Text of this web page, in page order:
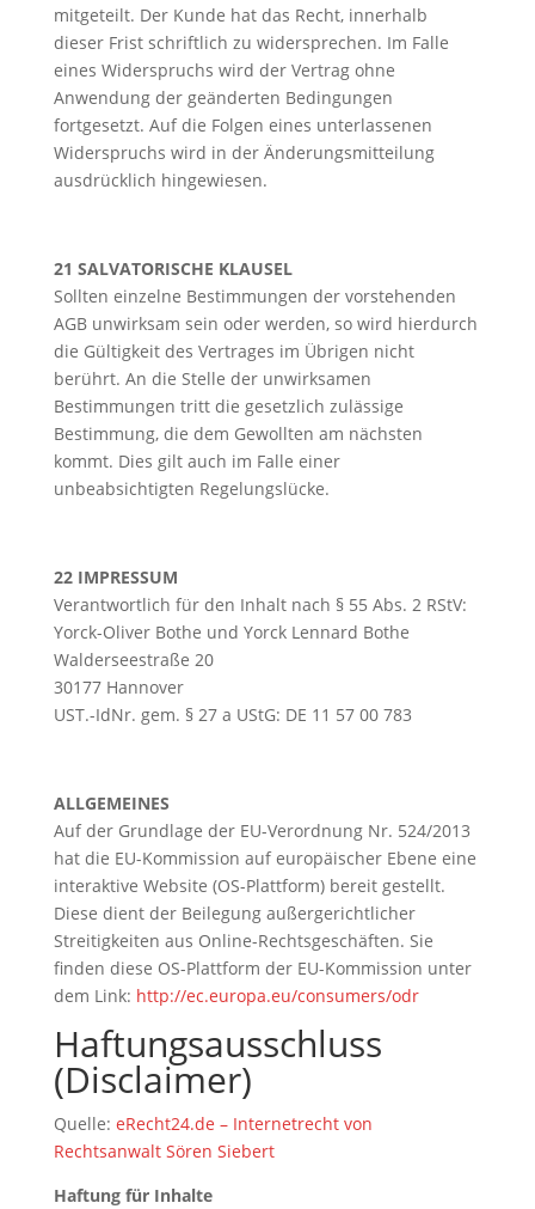
mitgeteilt. Der Kunde hat das Recht, innerhalb
dieser Frist schriftlich zu widersprechen. Im Falle
eines Widerspruchs wird der Vertrag ohne
Anwendung der geänderten Bedingungen
fortgesetzt. Auf die Folgen eines unterlassenen
Widerspruchs wird in der Änderungsmitteilung
ausdrücklich hingewiesen.
21 SALVATORISCHE KLAUSEL
Sollten einzelne Bestimmungen der vorstehenden
AGB unwirksam sein oder werden, so wird hierdurch
die Gültigkeit des Vertrages im Übrigen nicht
berührt. An die Stelle der unwirksamen
Bestimmungen tritt die gesetzlich zulässige
Bestimmung, die dem Gewollten am nächsten
kommt. Dies gilt auch im Falle einer
unbeabsichtigten Regelungslücke.
22 IMPRESSUM
Verantwortlich für den Inhalt nach § 55 Abs. 2 RStV:
Yorck-Oliver Bothe und Yorck Lennard Bothe
Walderseestraße 20
30177 Hannover
UST.-IdNr. gem. § 27 a UStG: DE 11 57 00 783
ALLGEMEINES
Auf der Grundlage der EU-Verordnung Nr. 524/2013
hat die EU-Kommission auf europäischer Ebene eine
interaktive Website (OS-Plattform) bereit gestellt.
Diese dient der Beilegung außergerichtlicher
Streitigkeiten aus Online-Rechtsgeschäften. Sie
finden diese OS-Plattform der EU-Kommission unter
dem Link: http://ec.europa.eu/consumers/odr
Haftungsausschluss
(Disclaimer)
Quelle: eRecht24.de – Internetrecht von
Rechtsanwalt Sören Siebert
Haftung für Inhalte